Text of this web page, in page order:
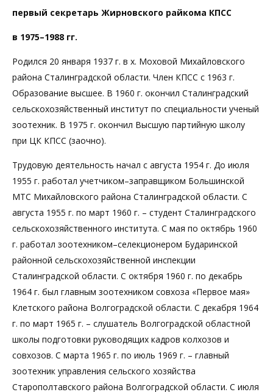
первый секретарь Жирновского райкома КПСС
в 1975–1988 гг.
Родился 20 января 1937 г. в х. Моховой Михайловского
района Сталинградской области. Член КПСС с 1963 г.
Образование высшее. В 1960 г. окончил Сталинградский
сельскохозяйственный институт по специальности ученый
зоотехник. В 1975 г. окончил Высшую партийную школу
при ЦК КПСС (заочно).
Трудовую деятельность начал с августа 1954 г. До июля
1955 г. работал учетчиком–заправщиком Большинской
МТС Михайловского района Сталинградской области. С
августа 1955 г. по март 1960 г. – студент Сталинградского
сельскохозяйственного института. С мая по октябрь 1960
г. работал зоотехником–селекционером Бударинской
районной сельскохозяйственной инспекции
Сталинградской области. С октября 1960 г. по декабрь
1964 г. был главным зоотехником совхоза «Первое мая»
Клетского района Волгоградской области. С декабря 1964
г. по март 1965 г. – слушатель Волгоградской областной
школы подготовки руководящих кадров колхозов и
совхозов. С марта 1965 г. по июль 1969 г. – главный
зоотехник управления сельского хозяйства
Старополтавского района Волгоградской области. С июля